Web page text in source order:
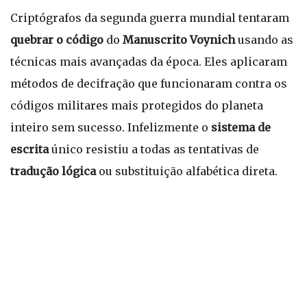
Criptógrafos da segunda guerra mundial tentaram
quebrar o código do Manuscrito Voynichusando as
técnicas mais avançadas da época. Eles aplicaram
métodos de decifração que funcionaram contra os
códigos militares mais protegidos do planeta
inteiro sem sucesso. Infelizmente o sistema de
escritaúnico resistiu a todas as tentativas de
tradução lógicaou substituição alfabética direta.